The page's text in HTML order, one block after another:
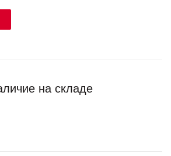
на складе